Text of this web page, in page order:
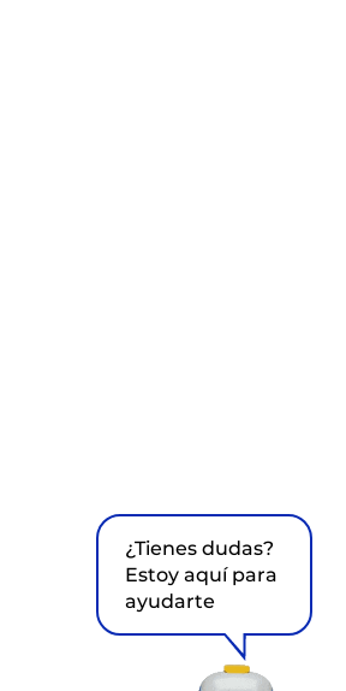
¿Tienes dudas?
Estoy aquí para
ayudarte